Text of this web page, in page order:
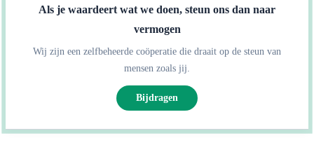
Als je waardeert wat we doen, steun ons dan naar
vermogen
Wij zijn een zelfbeheerde coöperatie die draait op de steun van
mensen zoals jij.
Bijdragen